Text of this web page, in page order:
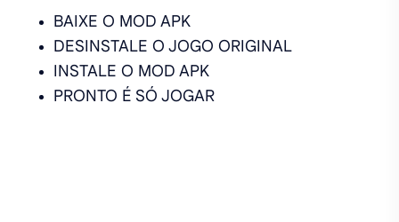
BAIXE O MOD APK
DESINSTALE O JOGO ORIGINAL
INSTALE O MOD APK
PRONTO É SÓ JOGAR